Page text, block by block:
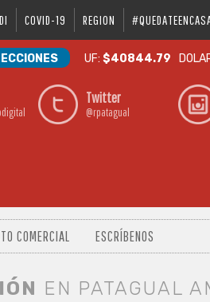
COVID-19 REGION
UF:$40844.79
Twitter
@rpatagual
COMERCIAL ESCRÍBENOS
EN PATAGUAL